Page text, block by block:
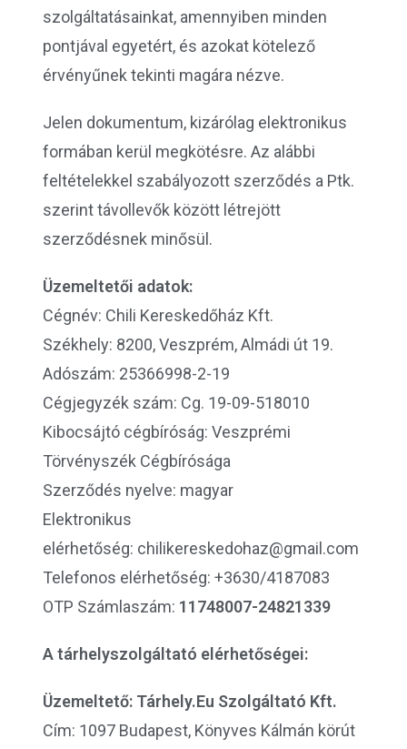
szolgáltatásainkat, amennyiben minden
pontjával egyetért, és azokat kötelező
érvényűnek tekinti magára nézve.
Jelen dokumentum, kizárólag elektronikus
formában kerül megkötésre. Az alábbi
feltételekkel szabályozott szerződés a Ptk.
szerint távollevők között létrejött
szerződésnek minősül.
Üzemeltetői adatok:
Cégnév: Chili Kereskedőház Kft.
Székhely: 8200, Veszprém, Almádi út 19.
Adószám: 25366998-2-19
Cégjegyzék szám: Cg. 19-09-518010
Kibocsájtó cégbíróság: Veszprémi
Törvényszék Cégbírósága
Szerződés nyelve: magyar
Elektronikus
elérhetőség: chilikereskedohaz@gmail.com
Telefonos elérhetőség: +3630/4187083
OTP Számlaszám: 11748007-24821339
A tárhelyszolgáltató elérhetőségei:
Üzemeltető: Tárhely.Eu Szolgáltató Kft.
Cím: 1097 Budapest, Könyves Kálmán körút